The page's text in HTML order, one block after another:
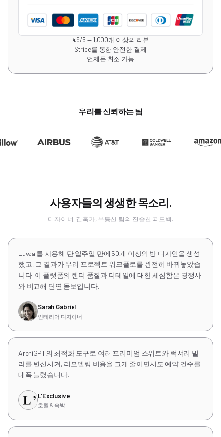
4.9/5 — 1,000개 이상의 리뷰
Stripe를 통한 안전한 결제
언제든 취소 가능
우리를 신뢰하는 팀
사용자들의 생생한 목소리.
디자이너, 건축가, 부동산 팀의 진솔한 피드백.
Luw.ai를 사용해 단 일주일 만에 50개 이상의 방 디자인을 생성
했고, 그 결과가 우리 프로젝트 워크플로를 완전히 바꿔놓았습
니다. 이 플랫폼의 렌더 품질과 디테일에 대한 세심함은 경쟁사
와 비교해 단연 돋보입니다.
Sarah Gabriel
인테리어 디자이너
ArchiGPT의 최적화 도구로 여러 프리미엄 스위트와 럭셔리 빌
라를 변신시켜, 리모델링 비용을 크게 줄이면서도 예약 건수를
대폭 늘렸습니다.
L'Exclusive
호텔 & 숙박